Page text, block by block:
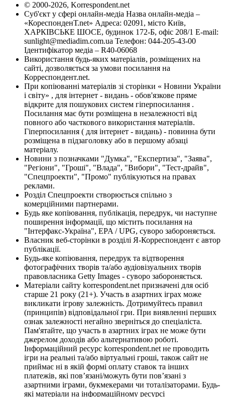
© 2000-2026, Korrespondent.net
Суб'єкт у сфері онлайн-медіа Назва онлайн-медіа –
«КореспонденТ.net» Адреса: 02091, місто Київ,
ХАРКІВСЬКЕ ШОСЕ, будинок 172-Б, офіс 208/1 E-mail:
sunlight@mediadim.com.ua Телефон: 044-205-43-00
Ідентифікатор медіа – R40-06068
Використання будь-яких матеріалів, розміщених на
сайті, дозволяється за умови посилання на
Корреспондент.net.
При копіюванні матеріалів зі сторінки « Новини України
і світу» , для інтернет - видань - обов'язкове пряме
відкрите для пошукових систем гіперпосилання .
Посилання має бути розміщена в незалежності від
повного або часткового використання матеріалів.
Гіперпосилання ( для інтернет - видань) - повинна бути
розміщена в підзаголовку або в першому абзаці
матеріалу.
Новини з позначками "Думка", "Експертиза", "Заява",
"Регіони", "Гроші", "Влада", "Вибори", "Тест-драйв",
"Спецпроекти", "Промо" публікуються на правах
реклами.
Розділ Спецпроекти створюється спільно з
комерційними партнерами.
Будь яке копіювання, публікація, передрук, чи наступне
поширення інформації, що містить посилання на
"Інтерфакс-Україна", EPA / UPG, суворо забороняється.
Власник веб-сторінки в розділі Я-Корреспондент є автор
публікації.
Будь-яке копіювання, передрук та відтворення
фотографічних творів та/або аудіовізуальних творів
правовласника Getty Images - суворо забороняється.
Матеріали сайту korrespondent.net призначені для осіб
старше 21 року (21+). Участь в азартних іграх може
викликати ігрову залежність. Дотримуйтесь правил
(принципів) відповідальної гри. При виявленні перших
ознак залежності негайно зверніться до спеціаліста.
Пам'ятайте, що участь в азартних іграх не може бути
джерелом доходів або альтернативою роботі.
Інформаційний ресурс korrespondent.net не проводить
ігри на реальні та/або віртуальні гроші, також сайт не
приймає ні в якій формі оплату ставок та інших
платежів, які пов’язані/можуть бути пов’язані з
азартними іграми, букмекерами чи тоталізаторами. Будь-
які матеріали на інформаційному ресурсі